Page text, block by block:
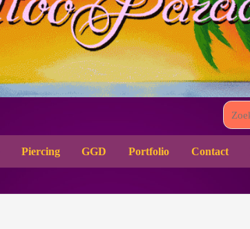
Piercing GGD Portfolio Contact